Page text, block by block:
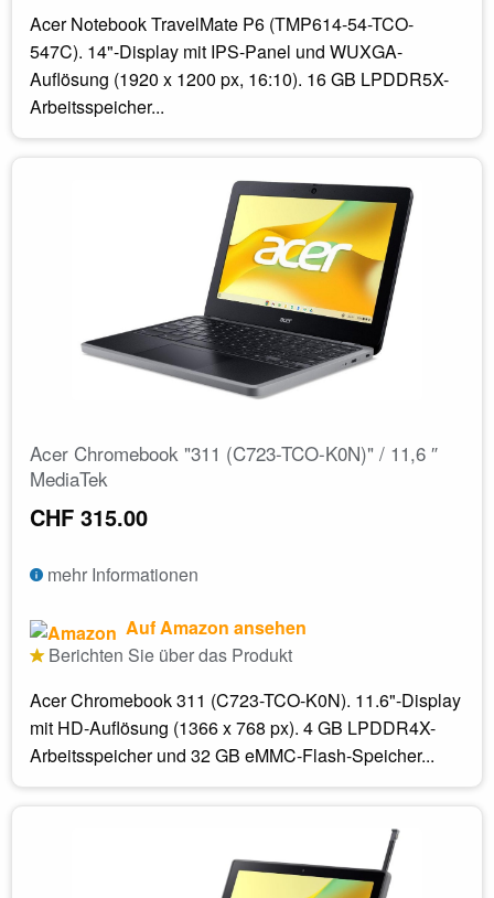
Acer Notebook TravelMate P6 (TMP614-54-TCO-
547C). 14"-Display mit IPS-Panel und WUXGA-
Auflösung (1920 x 1200 px, 16:10). 16 GB LPDDR5X-
Arbeitsspeicher...
Acer Chromebook "311 (C723-TCO-K0N)" / 11,6 ″
MediaTek
CHF 315.00
mehr Informationen
Auf Amazon ansehen
Berichten Sie über das Produkt
Acer Chromebook 311 (C723-TCO-K0N). 11.6"-Display
mit HD-Auflösung (1366 x 768 px). 4 GB LPDDR4X-
Arbeitsspeicher und 32 GB eMMC-Flash-Speicher...